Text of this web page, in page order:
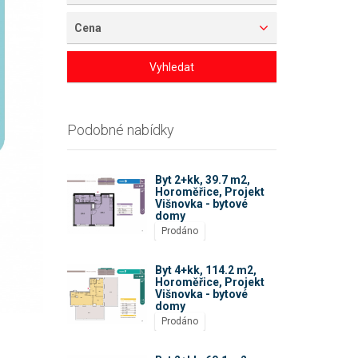
Cena
Vyhledat
Podobné nabídky
Byt 2+kk, 39.7 m2,
Horoměřice, Projekt
Višnovka - bytové
domy
Prodáno
Byt 4+kk, 114.2 m2,
Horoměřice, Projekt
Višnovka - bytové
domy
Prodáno